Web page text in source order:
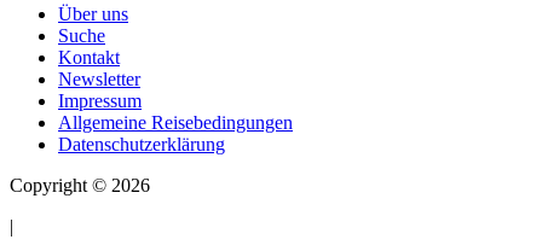
Über uns
Suche
Kontakt
Newsletter
Impressum
Allgemeine Reisebedingungen
Datenschutzerklärung
Copyright © 2026
|